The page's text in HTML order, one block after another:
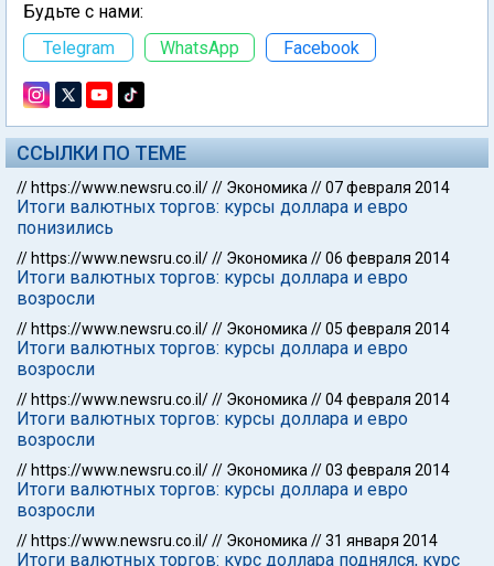
Будьте с нами:
Telegram
WhatsApp Facebook
ССЫЛКИ ПО ТЕМЕ
// https://www.newsru.co.il/// Экономика //07 февраля 2014
Итоги валютных торгов: курсы доллара и евро
понизились
// https://www.newsru.co.il/// Экономика //06 февраля 2014
Итоги валютных торгов: курсы доллара и евро
возросли
// https://www.newsru.co.il/// Экономика //05 февраля 2014
Итоги валютных торгов: курсы доллара и евро
возросли
// https://www.newsru.co.il/// Экономика //04 февраля 2014
Итоги валютных торгов: курсы доллара и евро
возросли
// https://www.newsru.co.il/// Экономика //03 февраля 2014
Итоги валютных торгов: курсы доллара и евро
возросли
// https://www.newsru.co.il/// Экономика //31 января 2014
Итоги валютных торгов: курс доллара поднялся, курс